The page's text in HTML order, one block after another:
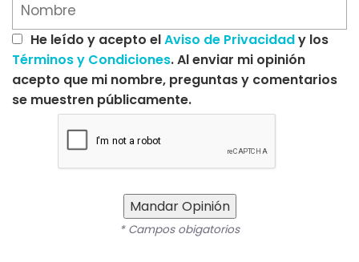
He leído y acepto elAviso de Privacidady los
Términos y Condiciones. Al enviar mi opinión
acepto que mi nombre, preguntas y comentarios
se muestren públicamente.
Mandar Opinión
* Campos obigatorios